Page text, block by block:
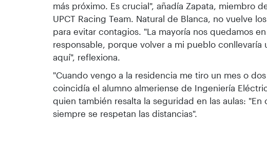
más próximo. Es crucial", añadía Zapata, miembro
UPCT Racing Team. Natural de Blanca, no vuelve
para evitar contagios. "La mayoría nos quedamos
responsable, porque volver a mi pueblo conllevaría
aquí", reflexiona.
"Cuando vengo a la residencia me tiro un mes o
coincidía el alumno almeriense de Ingeniería
quien también resalta la seguridad en las aulas: "En
siempre se respetan las distancias".